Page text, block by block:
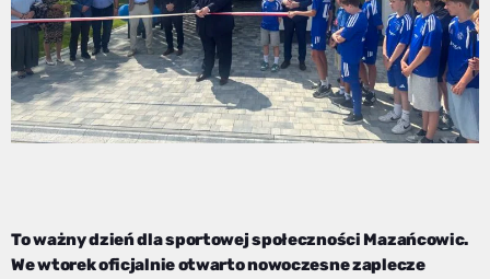
To ważny dzień dla sportowej społeczności Mazańcowic.
We wtorek oficjalnie otwarto nowoczesne zaplecze